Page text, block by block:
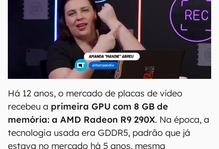
Há 12 anos, o mercado de placas de vídeo
recebeu a primeira GPU com 8 GB de
memória: a AMD Radeon R9 290X. Na época, a
tecnologia usada era GDDR5, padrão que já
estava no mercado há 5 anos, mesma